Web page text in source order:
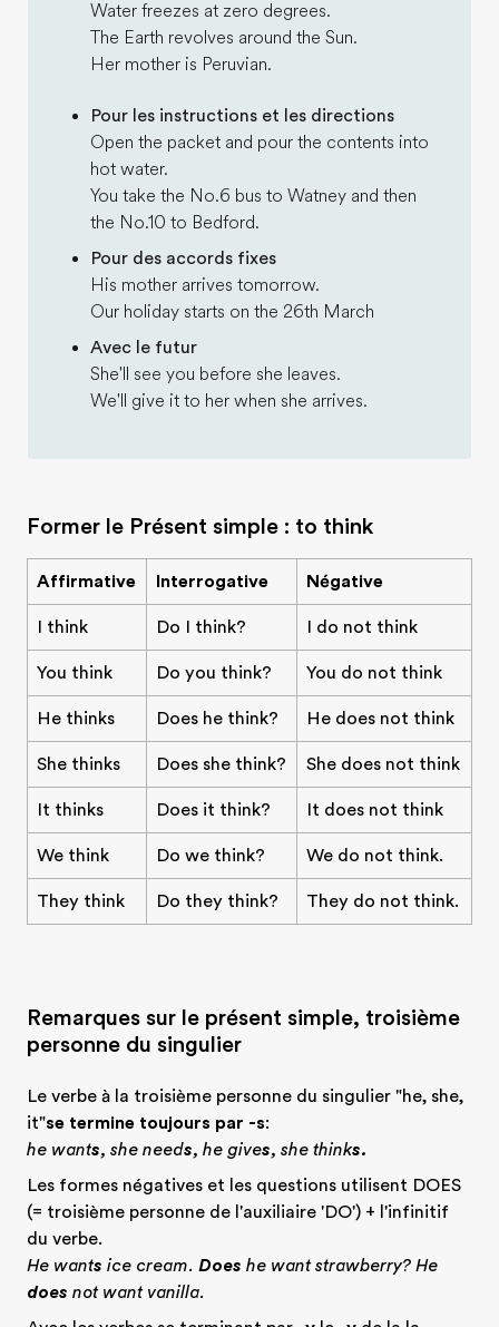
Water freezes at zero degrees.
The Earth revolves around the Sun.
Her mother is Peruvian.
Pour les instructions et les directions
Open the packet and pour the contents into
hot water.
You take the No.6 bus to Watney and then
the No.10 to Bedford.
Pour des accords fixes
His mother arrives tomorrow.
Our holiday starts on the 26th March
Avec le futur
She'll see you before she leaves.
We'll give it to her when she arrives.
Former le Présent simple : to think
Affirmative Interrogative Négative
I think Do I think? I do not think
You think Do you think? You do not think
He thinks Does he think? He does not think
She thinks Does she think? She does not think
It thinks Does it think? It does not think
We think Do we think? We do not think.
They think Do they think? They do not think.
Remarques sur le présent simple, troisième
personne du singulier
Le verbe à la troisième personne du singulier "he, she,
it"se termine toujours par -s:
he wants, she needs, he gives, she thinks.
Les formes négatives et les questions utilisent DOES
(= troisième personne de l'auxiliaire 'DO') + l'infinitif
du verbe.
He wants ice cream. Does he want strawberry? He
does not want vanilla.